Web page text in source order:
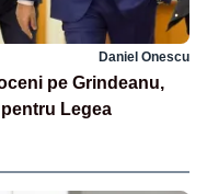
Daniel Onescu
pe Grindeanu,
Legea